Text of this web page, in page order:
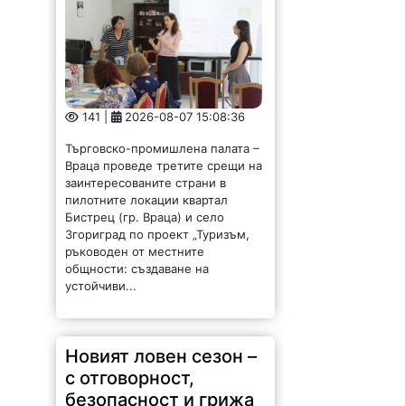
141 | 2026-08-07 15:08:36
Търговско-промишлена палата –
Враца проведе третите срещи на
заинтересованите страни в
пилотните локации квартал
Бистрец (гр. Враца) и село
Згориград по проект „Туризъм,
ръководен от местните
общности: създаване на
устойчиви...
Новият ловен сезон –
с отговорност,
безопасност и грижа